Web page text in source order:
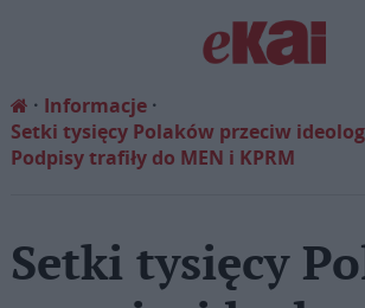
Informacje
Setki tysięcy Polaków przeciw
Podpisy trafiły do MEN i KPRM
Setki tysięcy